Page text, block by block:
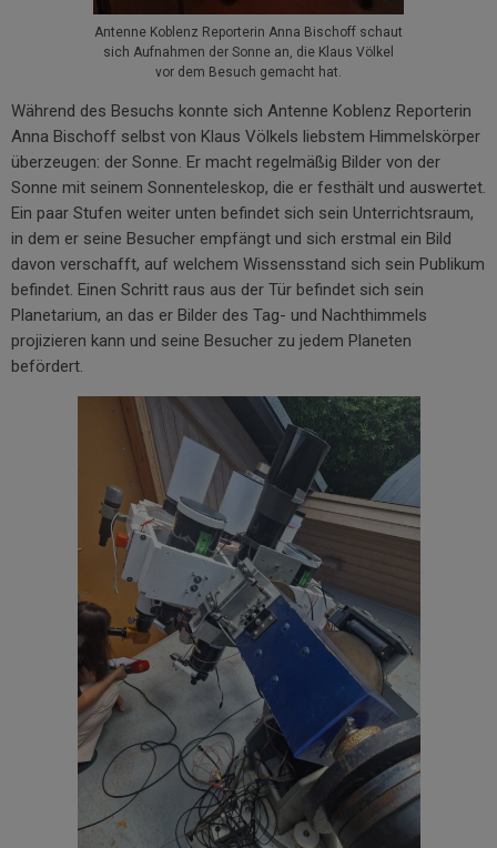
Antenne Koblenz Reporterin Anna Bischoff schaut
sich Aufnahmen der Sonne an, die Klaus Völkel
vor dem Besuch gemacht hat.
Während des Besuchs konnte sich Antenne Koblenz Reporterin
Anna Bischoff selbst von Klaus Völkels liebstem Himmelskörper
überzeugen: der Sonne. Er macht regelmäßig Bilder von der
Sonne mit seinem Sonnenteleskop, die er festhält und auswertet.
Ein paar Stufen weiter unten befindet sich sein Unterrichtsraum,
in dem er seine Besucher empfängt und sich erstmal ein Bild
davon verschafft, auf welchem Wissensstand sich sein Publikum
befindet. Einen Schritt raus aus der Tür befindet sich sein
Planetarium, an das er Bilder des Tag- und Nachthimmels
projizieren kann und seine Besucher zu jedem Planeten
befördert.